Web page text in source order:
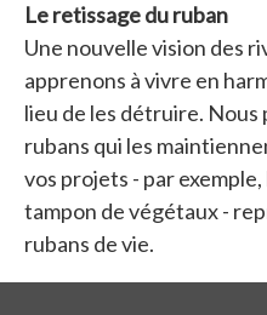
Le retissage du ruban
Une nouvelle vision des
apprenons à vivre en
lieu de les détruire. Nous
rubans qui les
vos projets - par
tampon de végétaux -
rubans de vie.